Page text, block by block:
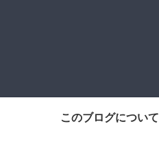
このブログについて